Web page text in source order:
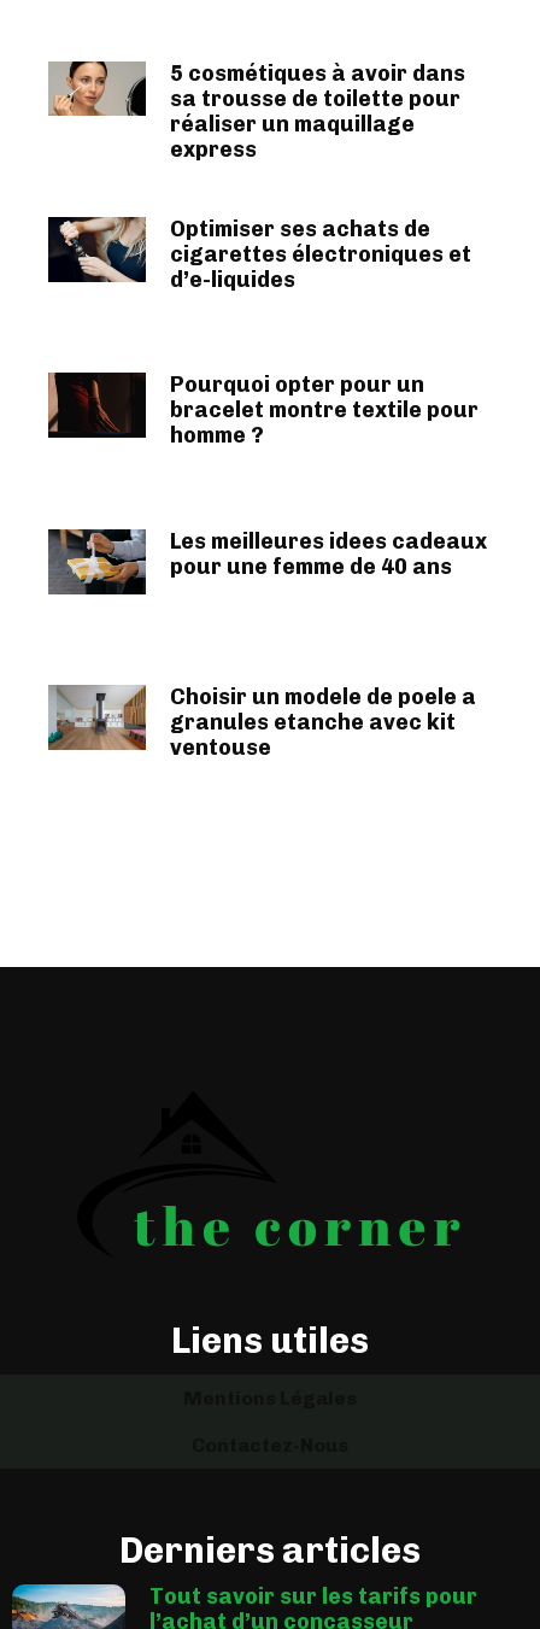
5 cosmétiques à avoir dans
sa trousse de toilette pour
réaliser un maquillage
express
Optimiser ses achats de
cigarettes électroniques et
d’e-liquides
Pourquoi opter pour un
bracelet montre textile pour
homme ?
Les meilleures idees cadeaux
pour une femme de 40 ans
Choisir un modele de poele a
granules etanche avec kit
ventouse
Liens utiles
Derniers articles
Tout savoir sur les tarifs pour
l’achat d’un concasseur